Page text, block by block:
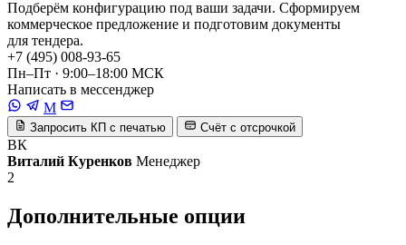
Подберём конфигурацию под ваши задачи. Сформируем
коммерческое предложение и подготовим документы
для тендера.
+7 (495) 008-93-65
Пн–Пт · 9:00–18:00 МСК
Написать в мессенджер
M
Запросить КП с печатью Счёт с отсрочкой
ВК
Виталий Куренков Менеджер
2
Дополнительные опции